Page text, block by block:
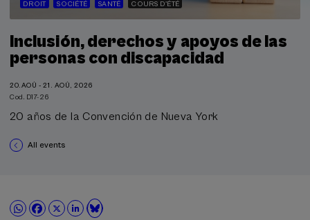
DROIT SOCIÉTÉ SANTÉ COURS D'ÉTÉ
Inclusión, derechos y apoyos de las
personas con discapacidad
20.AOÛ - 21. AOÛ, 2026
Cod. D17-26
20 años de la Convención de Nueva York
All events